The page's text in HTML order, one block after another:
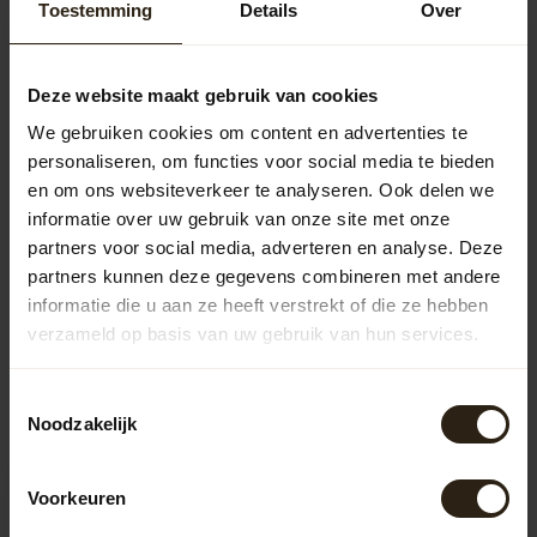
Toestemming Details Over
Deze website maakt gebruik van cookies
We gebruiken cookies om content en advertenties te
personaliseren, om functies voor social media te bieden
en om ons websiteverkeer te analyseren. Ook delen we
informatie over uw gebruik van onze site met onze
partners voor social media, adverteren en analyse. Deze
partners kunnen deze gegevens combineren met andere
informatie die u aan ze heeft verstrekt of die ze hebben
verzameld op basis van uw gebruik van hun services.
Noodzakelijk
Voorkeuren
Houten regenton met pomp 225L
Vragen over dit product?
Neem gerust contact op met onze klantenservice op
info@barrelatelier.nlof038 - 3760185. We helpen je graag!